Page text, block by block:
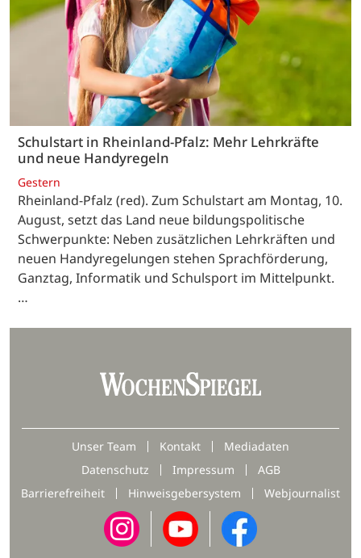
Schulstart in Rheinland-Pfalz: Mehr Lehrkräfte
und neue Handyregeln
Gestern
Rheinland-Pfalz (red). Zum Schulstart am Montag, 10.
August, setzt das Land neue bildungspolitische
Schwerpunkte: Neben zusätzlichen Lehrkräften und
neuen Handyregelungen stehen Sprachförderung,
Ganztag, Informatik und Schulsport im Mittelpunkt.
…
Unser Team Kontakt
Mediadaten
Datenschutz
Impressum
AGB
Barrierefreiheit
Hinweisgebersystem Webjournalist